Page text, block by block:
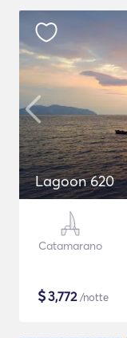
Lagoon 620
Catamarano
$3,772/notte